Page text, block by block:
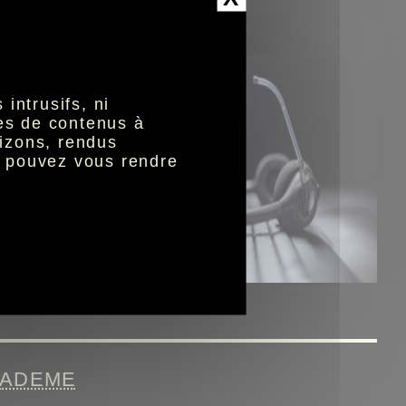
le
et
ADEME
intrusifs, ni
de contenus à
rendus
vous rendre